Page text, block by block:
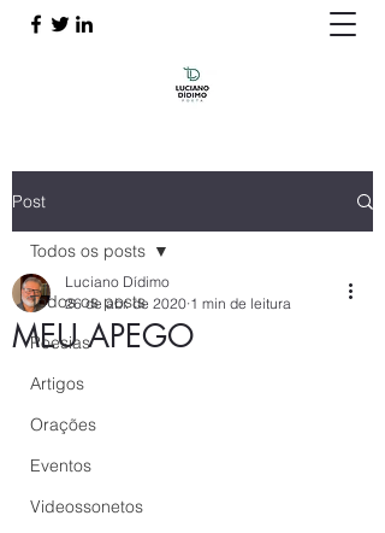
Post
Todos os posts
Poesias
Artigos
Orações
Eventos
Videossonetos
Todos os posts
MEU APEGO
Luciano Dídimo
26 de abr. de 2020 1 min de leitura